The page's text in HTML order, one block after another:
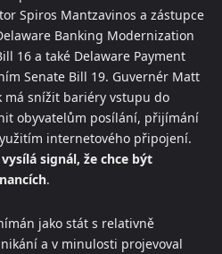
Spiros Mantzavinos a zástupce
Banking Modernization
16 a také Delaware Payment
Senate Bill 19. Guvernér Matt
má snížit bariéry vstupu do
obyvatelům posílání, přijímání
internetového připojení.
signál, že chce být
.
jako stát s relativně
a v minulosti projevoval